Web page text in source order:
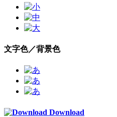
文字色／背景色
Download